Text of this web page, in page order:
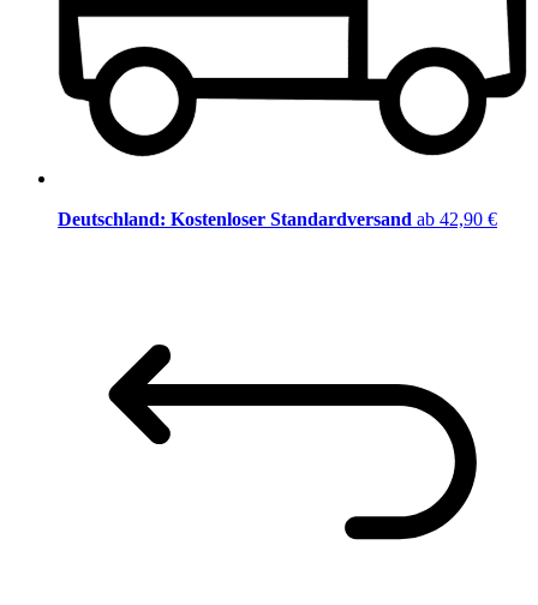
Deutschland: Kostenloser Standardversand ab 42,90 €